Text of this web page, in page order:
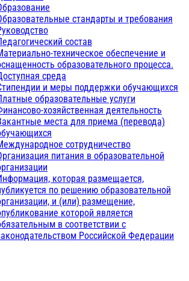
стандарты и требования
состав
техническое обеспечение и
образовательного процесса.
среда
и меры поддержки обучающихся
образовательные услуги
хозяйственная деятельность
места для приема (перевода)
сотрудничество
питания в образовательной
которая размещается,
по решению образовательной
и (или) размещение,
которой является
в соответствии с
Российской Федерации